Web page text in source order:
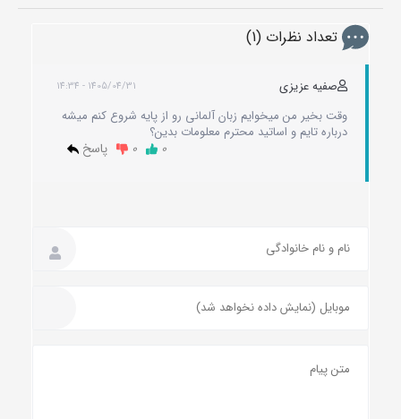
تعداد نظرات (1)
صفیه عزیزی
وقت بخیر من میخوایم زبان آلمانی رو از پایه شروع کنم میشه
درباره تایم و اساتید محترم معلومات بدین؟
پاسخ 0 0